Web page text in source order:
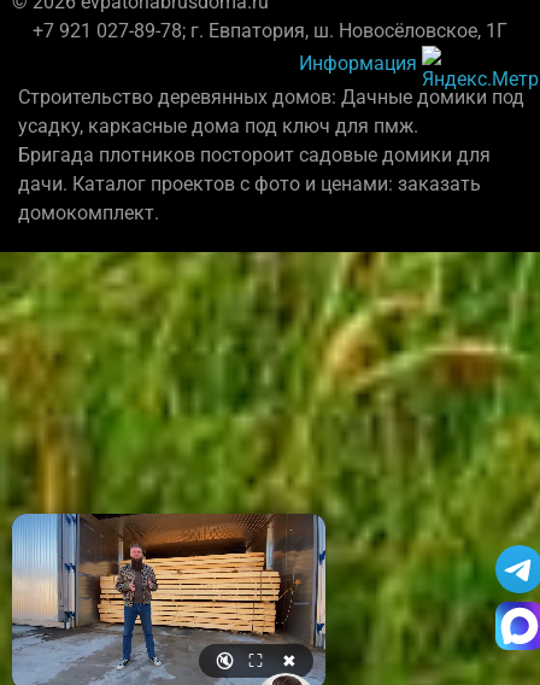
+7 921 027-89-78; г. Евпатория, ш. Новосёловское, 1Г
Информация
Строительство деревянных домов: Дачные домики под
усадку, каркасные дома под ключ для пмж.
Бригада плотников постороит садовые домики для
дачи. Каталог проектов с фото и ценами: заказать
домокомплект.
🔇 ⛶ ✖